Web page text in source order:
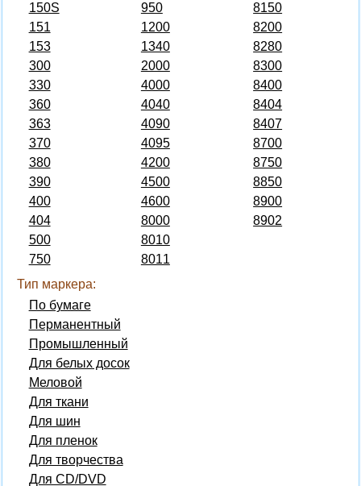
150S
151
153
300
330
360
363
370
380
390
400
404
500
750
950
1200
1340
2000
4000
4040
4090
4095
4200
4500
4600
8000
8010
8011
8150
8200
8280
8300
8400
8404
8407
8700
8750
8850
8900
8902
Тип маркера:
По бумаге
Перманентный
Промышленный
Для белых досок
Меловой
Для ткани
Для шин
Для пленок
Для творчества
Для CD/DVD